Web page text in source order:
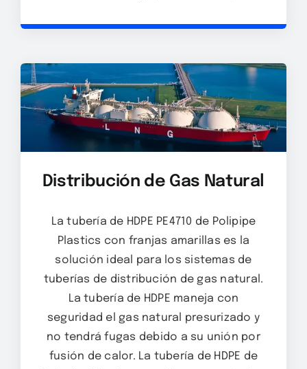
Distribución de Gas Natural
La tubería de HDPE PE4710 de Polipipe
Plastics con franjas amarillas es la
solución ideal para los sistemas de
tuberías de distribución de gas natural.
La tubería de HDPE maneja con
seguridad el gas natural presurizado y
no tendrá fugas debido a su unión por
fusión de calor. La tubería de HDPE de